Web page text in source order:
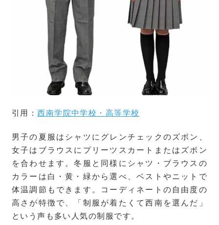
引用：西南学院中学校・高等学校
男子の夏服はシャツにグレンチェックのズボン、
女子はブラウスにプリーツスカートまたはズボン
を合わせます。冬服と同様にシャツ・ブラウスの
カラーは白・黄・緑から選べ、ベストやニットで
体温調節もできます。コーディネートの自由度の
高さが特徴で、「制服が着たくて西南を選んだ」
という声も多い人気の制服です。